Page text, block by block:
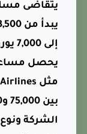
يتقاضى
إلى
يحصل مساعد
الشركة ونوع